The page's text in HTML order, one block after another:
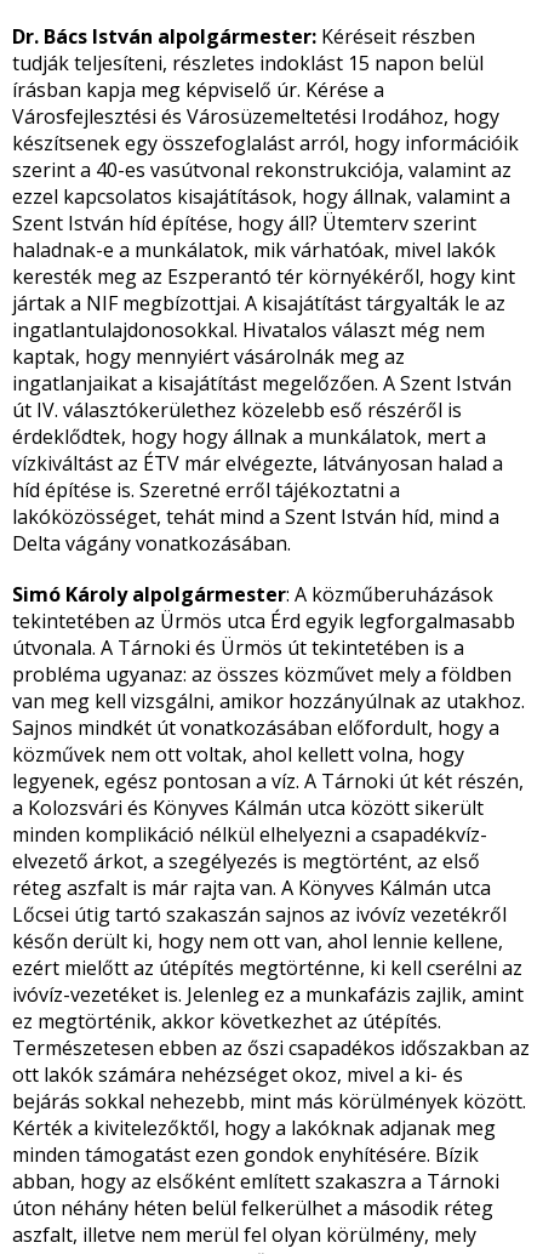
Dr. Bács István alpolgármester: Kéréseit részben
tudják teljesíteni, részletes indoklást 15 napon belül
írásban kapja meg képviselő úr. Kérése a
Városfejlesztési és Városüzemeltetési Irodához, hogy
készítsenek egy összefoglalást arról, hogy információik
szerint a 40-es vasútvonal rekonstrukciója, valamint az
ezzel kapcsolatos kisajátítások, hogy állnak, valamint a
Szent István híd építése, hogy áll? Ütemterv szerint
haladnak-e a munkálatok, mik várhatóak, mivel lakók
keresték meg az Eszperantó tér környékéről, hogy kint
jártak a NIF megbízottjai. A kisajátítást tárgyalták le az
ingatlantulajdonosokkal. Hivatalos választ még nem
kaptak, hogy mennyiért vásárolnák meg az
ingatlanjaikat a kisajátítást megelőzően. A Szent István
út IV. választókerülethez közelebb eső részéről is
érdeklődtek, hogy hogy állnak a munkálatok, mert a
vízkiváltást az ÉTV már elvégezte, látványosan halad a
híd építése is. Szeretné erről tájékoztatni a
lakóközösséget, tehát mind a Szent István híd, mind a
Delta vágány vonatkozásában.
Simó Károly alpolgármester: A közműberuházások
tekintetében az Ürmös utca Érd egyik legforgalmasabb
útvonala. A Tárnoki és Ürmös út tekintetében is a
probléma ugyanaz: az összes közművet mely a földben
van meg kell vizsgálni, amikor hozzányúlnak az utakhoz.
Sajnos mindkét út vonatkozásában előfordult, hogy a
közművek nem ott voltak, ahol kellett volna, hogy
legyenek, egész pontosan a víz. A Tárnoki út két részén,
a Kolozsvári és Könyves Kálmán utca között sikerült
minden komplikáció nélkül elhelyezni a csapadékvíz-
elvezető árkot, a szegélyezés is megtörtént, az első
réteg aszfalt is már rajta van. A Könyves Kálmán utca
Lőcsei útig tartó szakaszán sajnos az ivóvíz vezetékről
későn derült ki, hogy nem ott van, ahol lennie kellene,
ezért mielőtt az útépítés megtörténne, ki kell cserélni az
ivóvíz-vezetéket is. Jelenleg ez a munkafázis zajlik, amint
ez megtörténik, akkor következhet az útépítés.
Természetesen ebben az őszi csapadékos időszakban az
ott lakók számára nehézséget okoz, mivel a ki- és
bejárás sokkal nehezebb, mint más körülmények között.
Kérték a kivitelezőktől, hogy a lakóknak adjanak meg
minden támogatást ezen gondok enyhítésére. Bízik
abban, hogy az elsőként említett szakaszra a Tárnoki
úton néhány héten belül felkerülhet a második réteg
aszfalt, illetve nem merül fel olyan körülmény, mely